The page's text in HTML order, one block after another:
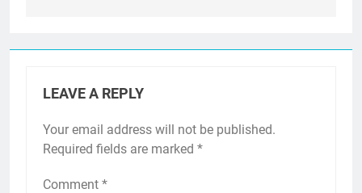
LEAVE A REPLY
Your email address will not be published.
Required fields are marked *
Comment *